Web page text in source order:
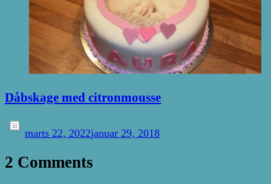
Dåbskage med citronmousse
marts 22, 2022januar 29, 2018
2 Comments